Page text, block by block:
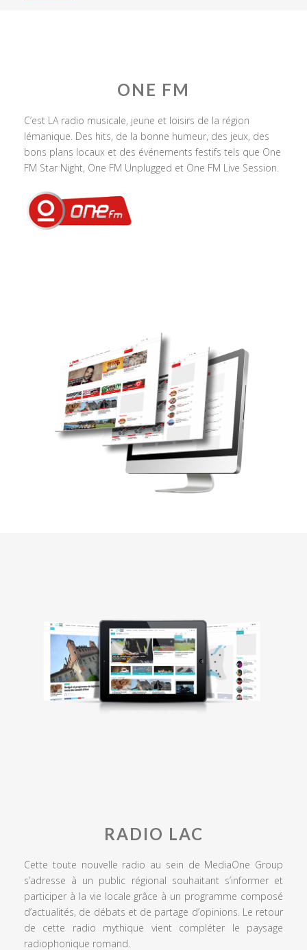
ONE FM
C’est LA radio musicale, jeune et loisirs de la région
lémanique. Des hits, de la bonne humeur, des jeux, des
bons plans locaux et des événements festifs tels que One
FM Star Night, One FM Unplugged et One FM Live Session.
RADIO LAC
Cette toute nouvelle radio au sein de MediaOne Group
s’adresse à un public régional souhaitant s’informer et
participer à la vie locale grâce à un programme composé
d’actualités, de débats et de partage d’opinions. Le retour
de cette radio mythique vient compléter le paysage
radiophonique romand.